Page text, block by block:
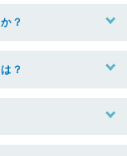
？
？